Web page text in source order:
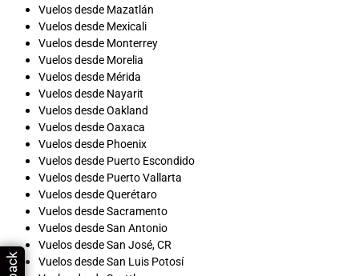
Vuelos desde Mazatlán
Vuelos desde Mexicali
Vuelos desde Monterrey
Vuelos desde Morelia
Vuelos desde Mérida
Vuelos desde Nayarit
Vuelos desde Oakland
Vuelos desde Oaxaca
Vuelos desde Phoenix
Vuelos desde Puerto Escondido
Vuelos desde Puerto Vallarta
Vuelos desde Querétaro
Vuelos desde Sacramento
Vuelos desde San Antonio
Vuelos desde San José, CR
Vuelos desde San Luis Potosí